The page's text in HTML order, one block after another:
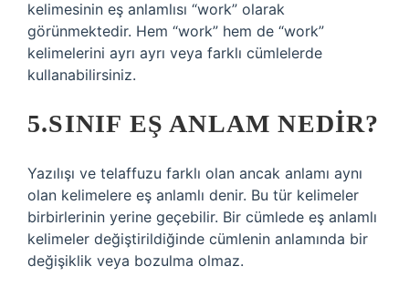
kelimesinin eş anlamlısı “work” olarak
görünmektedir. Hem “work” hem de “work”
kelimelerini ayrı ayrı veya farklı cümlelerde
kullanabilirsiniz.
5.SINIF EŞ ANLAM NEDIR?
Yazılışı ve telaffuzu farklı olan ancak anlamı aynı
olan kelimelere eş anlamlı denir. Bu tür kelimeler
birbirlerinin yerine geçebilir. Bir cümlede eş anlamlı
kelimeler değiştirildiğinde cümlenin anlamında bir
değişiklik veya bozulma olmaz.